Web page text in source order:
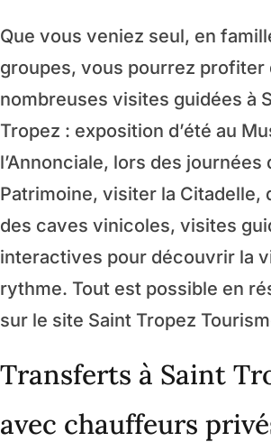
Que vous veniez seul, en
groupes, vous pourrez profiter
nombreuses visites guidées à
Tropez : exposition d’été au
l’Annonciale, lors des journées
Patrimoine, visiter la Citadelle,
des caves vinicoles, visites
interactives pour découvrir la
rythme. Tout est possible en
sur le site Saint Tropez
Transferts à Saint
avec chauffeurs